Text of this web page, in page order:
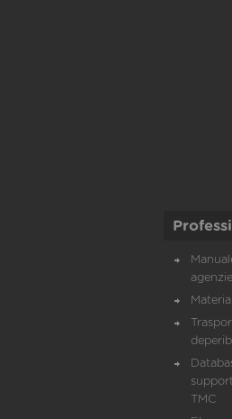
agenzie
TMC